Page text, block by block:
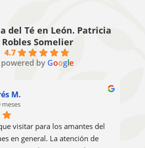
del Té en León. Patricia
Robles Somelier
4.7
powered by Google
M.
meses
visitar para los amantes del
en general. La atención de